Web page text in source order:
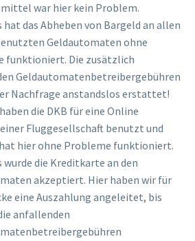
war hier kein Problem.
das Abheben von Bargeld an allen
Geldautomaten ohne
funktioniert. Die zusätzlich
Geldautomatenbetreibergebühren
Nachfrage anstandslos erstattet!
die DKB für eine Online
Fluggesellschaft benutzt und
hat hier ohne Probleme funktioniert.
wurde die Kreditkarte an den
akzeptiert. Hier haben wir für
eine Auszahlung angeleitet, bis
anfallenden